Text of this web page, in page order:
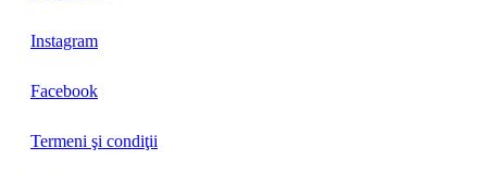
Instagram
Facebook
Termeni şi condiţii